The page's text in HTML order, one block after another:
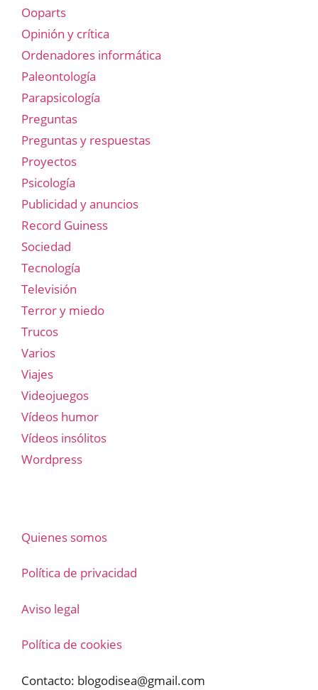
Ooparts
Opinión y crítica
Ordenadores informática
Paleontología
Parapsicología
Preguntas
Preguntas y respuestas
Proyectos
Psicología
Publicidad y anuncios
Record Guiness
Sociedad
Tecnología
Televisión
Terror y miedo
Trucos
Varios
Viajes
Videojuegos
Vídeos humor
Vídeos insólitos
Wordpress
Quienes somos
Política de privacidad
Aviso legal
Política de cookies
Contacto: blogodisea@gmail.com